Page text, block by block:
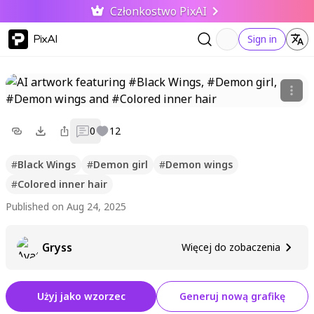
Członkostwo PixAI
PixAI Sign in
0 12
#Black Wings #Demon girl #Demon wings
#Colored inner hair
Published on Aug 24, 2025
Gryss Więcej do zobaczenia
Użyj jako wzorzec Generuj nową grafikę